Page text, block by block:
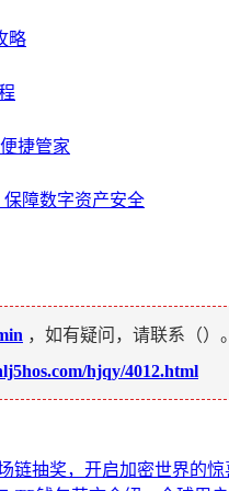
略
捷管家
障数字资产安全
，如有疑问，请联系（）。
hjqy/4012.html
链抽奖，开启加密世界的惊